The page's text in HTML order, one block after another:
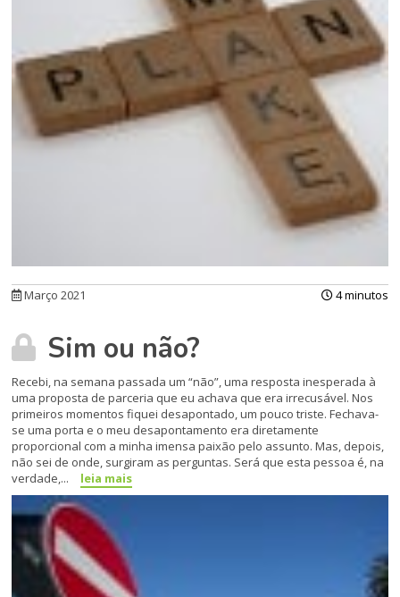
Março 2021 4 minutos
Sim ou não?
Recebi, na semana passada um “não”, uma resposta inesperada à
uma proposta de parceria que eu achava que era irrecusável. Nos
primeiros momentos fiquei desapontado, um pouco triste. Fechava-
se uma porta e o meu desapontamento era diretamente
proporcional com a minha imensa paixão pelo assunto. Mas, depois,
não sei de onde, surgiram as perguntas. Será que esta pessoa é, na
verdade,...
leia mais